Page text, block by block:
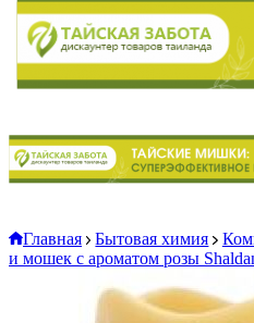
Главная Бытовая химия
и мошек с ароматом розы